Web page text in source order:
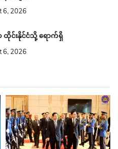
6, 2026
ထိုင်းနိုင်ငံသို့ ရောက်ရှိ
6, 2026